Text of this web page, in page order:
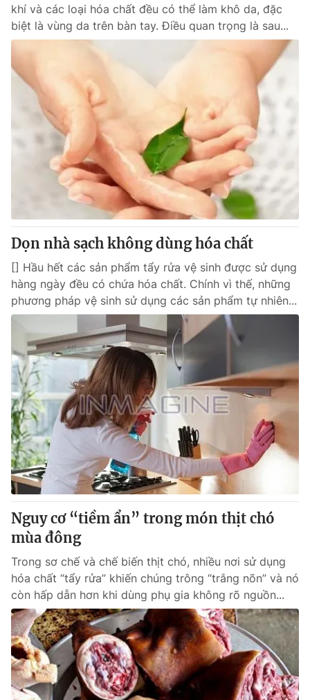
VTV9 VTV8
Liên hệ tòa soạn English
THỜI BÁO VTV
Theo dõi báo trên
Cơ quan chủ quản:Đài Truyền hình Việt Nam
Giấy phép hoạt động báo in và báo điện tử số 483/GP-BTTTT
cấp ngày 29/12/2023
Tổng Biên tập:
Vũ Thanh Thủy
Phó Tổng Biên tập: Nguyễn Thị Mỹ Hạnh, Phạm Quốc Thắng,
Nguyễn Trọng Ninh
Tổng đài VTV:024.38 355 931 - 024.38 355 932
Ðiện thoại Thời báo VTV:024.66 897 897
Email:toasoan@vtv.vn
Liên hệ quảng cáo:024-7300.7108
® Cấm sao chép dưới mọi hình thức nếu không có sự chấp
thuận bằng văn bản. Ghi rõ nguồn VTV.vn khi phát hành lại
thông tin từ website này.
khí và các loại hóa chất đều có thể làm khô da, đặc
biệt là vùng da trên bàn tay. Điều quan trọng là sau...
Dọn nhà sạch không dùng hóa chất
[] Hầu hết các sản phẩm tẩy rửa vệ sinh được sử dụng
hàng ngày đều có chứa hóa chất. Chính vì thế, những
phương pháp vệ sinh sử dụng các sản phẩm tự nhiên...
Nguy cơ “tiềm ẩn” trong món thịt chó
mùa đông
Trong sơ chế và chế biến thịt chó, nhiều nơi sử dụng
hóa chất “tẩy rửa” khiến chúng trông “trắng nõn” và nó
còn hấp dẫn hơn khi dùng phụ gia không rõ nguồn...